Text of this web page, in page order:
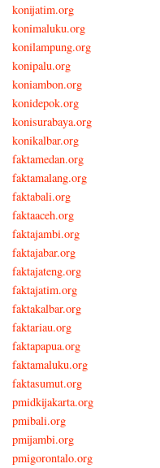
konijatim.org
konimaluku.org
konilampung.org
konipalu.org
koniambon.org
konidepok.org
konisurabaya.org
konikalbar.org
faktamedan.org
faktamalang.org
faktabali.org
faktaaceh.org
faktajambi.org
faktajabar.org
faktajateng.org
faktajatim.org
faktakalbar.org
faktariau.org
faktapapua.org
faktamaluku.org
faktasumut.org
pmidkijakarta.org
pmibali.org
pmijambi.org
pmigorontalo.org